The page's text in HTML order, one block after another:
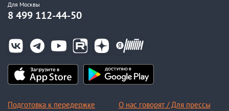
Для Москвы
8 499 112-44-50
Подготовка к передержке
О нас говорят / Для прессы